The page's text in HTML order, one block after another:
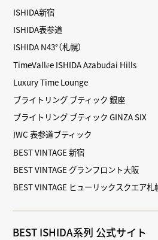
ISHIDA新宿
ISHIDA表参道
ISHIDA N43°（札幌）
TimeVallée ISHIDA Azabudai Hills
Luxury Time Lounge
ブライトリング ブティック 銀座
ブライトリング ブティック GINZA SIX
IWC 表参道ブティック
BEST VINTAGE 新宿
BEST VINTAGE グランフロント大阪
BEST VINTAGE ヒューリックスクエア札
BEST ISHIDA系列 公式サイト